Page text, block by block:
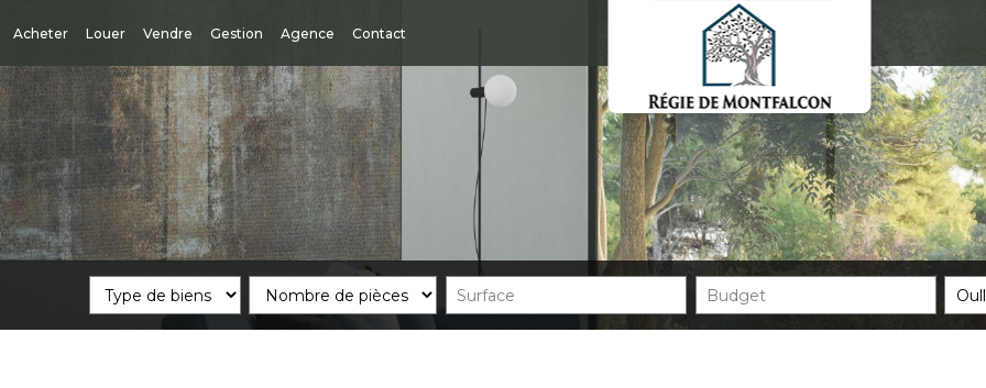
Acheter Louer Vendre Gestion Agence Contact